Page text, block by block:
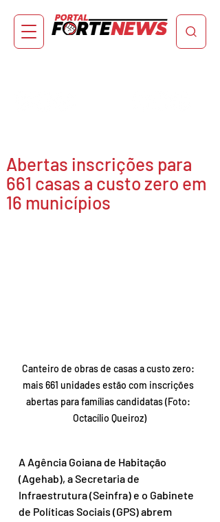
Abertas inscrições para
661 casas a custo zero em
16 municípios
Canteiro de obras de casas a custo zero:
mais 661 unidades estão com inscrições
abertas para famílias candidatas (Foto:
Octacílio Queiroz)
A Agência Goiana de Habitação
(Agehab), a Secretaria de
Infraestrutura (Seinfra) e o Gabinete
de Políticas Sociais (GPS) abrem